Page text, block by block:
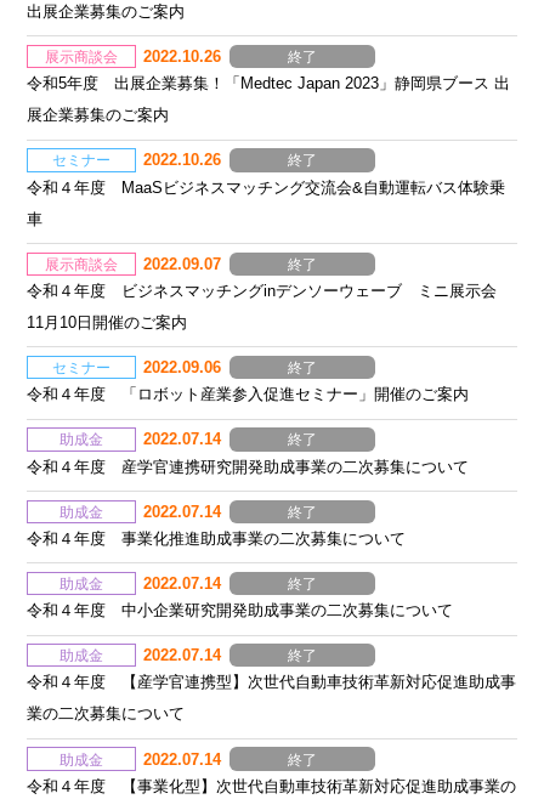
出展企業募集のご案内
展示商談会 2022.10.26 終了
令和5年度 出展企業募集！「Medtec Japan 2023」静岡県ブース 出
展企業募集のご案内
セミナー 2022.10.26 終了
令和４年度 MaaSビジネスマッチング交流会&自動運転バス体験乗
車
展示商談会 2022.09.07 終了
令和４年度 ビジネスマッチングinデンソーウェーブ ミニ展示会
11月10日開催のご案内
セミナー 2022.09.06 終了
令和４年度 「ロボット産業参入促進セミナー」開催のご案内
助成金 2022.07.14 終了
令和４年度 産学官連携研究開発助成事業の二次募集について
助成金 2022.07.14 終了
令和４年度 事業化推進助成事業の二次募集について
助成金 2022.07.14 終了
令和４年度 中小企業研究開発助成事業の二次募集について
助成金 2022.07.14 終了
令和４年度 【産学官連携型】次世代自動車技術革新対応促進助成事
業の二次募集について
助成金 2022.07.14 終了
令和４年度 【事業化型】次世代自動車技術革新対応促進助成事業の